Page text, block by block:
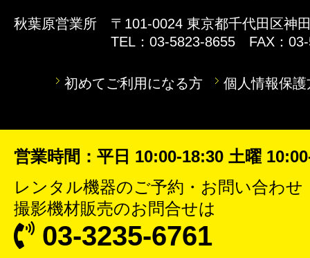
秋葉原営業所
〒101-0024 東京都千代田区神
TEL：03-5823-8655 FAX：
初めてご利用になる方 個人情報保護
営業時間：平日 10:00-18:30 土曜
レンタル機器のご予約・お問い合わせ
撮影機材販売のお問合せは
03-3235-6761